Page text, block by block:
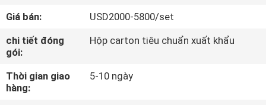
THAM
QUAN
NHÀ
MÁY
Giá bán:
USD2000-5800/set
chi tiết đóng
gói:
Hộp carton tiêu chuẩn xuất khẩu
Thời gian giao
hàng:
5-10 ngày